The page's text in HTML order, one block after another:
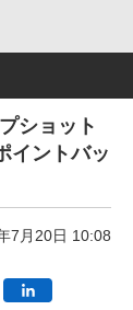
ショット
イントバッ
7月20日 10:08